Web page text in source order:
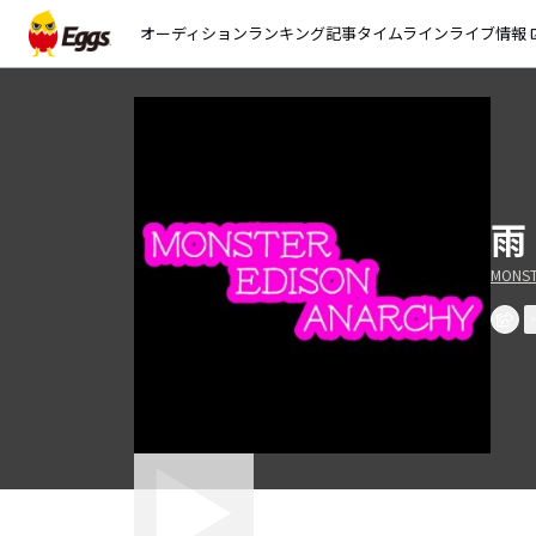
オーディションランキング記事タイムラインライブ情報
雨